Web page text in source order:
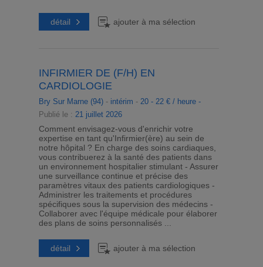
détail ajouter à ma sélection
INFIRMIER DE (F/H) EN
CARDIOLOGIE
Bry Sur Marne (94)- intérim - 20 - 22 € / heure -
Publié le : 21 juillet 2026
Comment envisagez-vous d'enrichir votre
expertise en tant qu'Infirmier(ère) au sein de
notre hôpital ? En charge des soins cardiaques,
vous contribuerez à la santé des patients dans
un environnement hospitalier stimulant - Assurer
une surveillance continue et précise des
paramètres vitaux des patients cardiologiques -
Administrer les traitements et procédures
spécifiques sous la supervision des médecins -
Collaborer avec l'équipe médicale pour élaborer
des plans de soins personnalisés ...
détail ajouter à ma sélection